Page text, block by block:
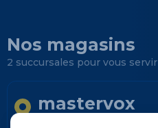
Nos magasins
2 succursales pour vous servir
mastervox